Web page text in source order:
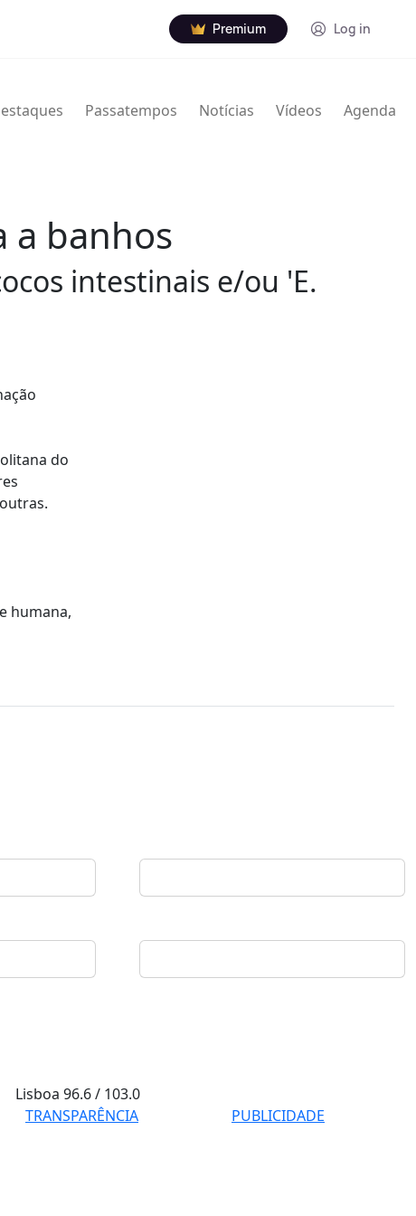
Premium Log in
Passatempos Notícias Vídeos Agenda
a banhos
intestinais e/ou 'E.
do
humana,
Lisboa96.6 / 103.0
TRANSPARÊNCIA
PUBLICIDADE